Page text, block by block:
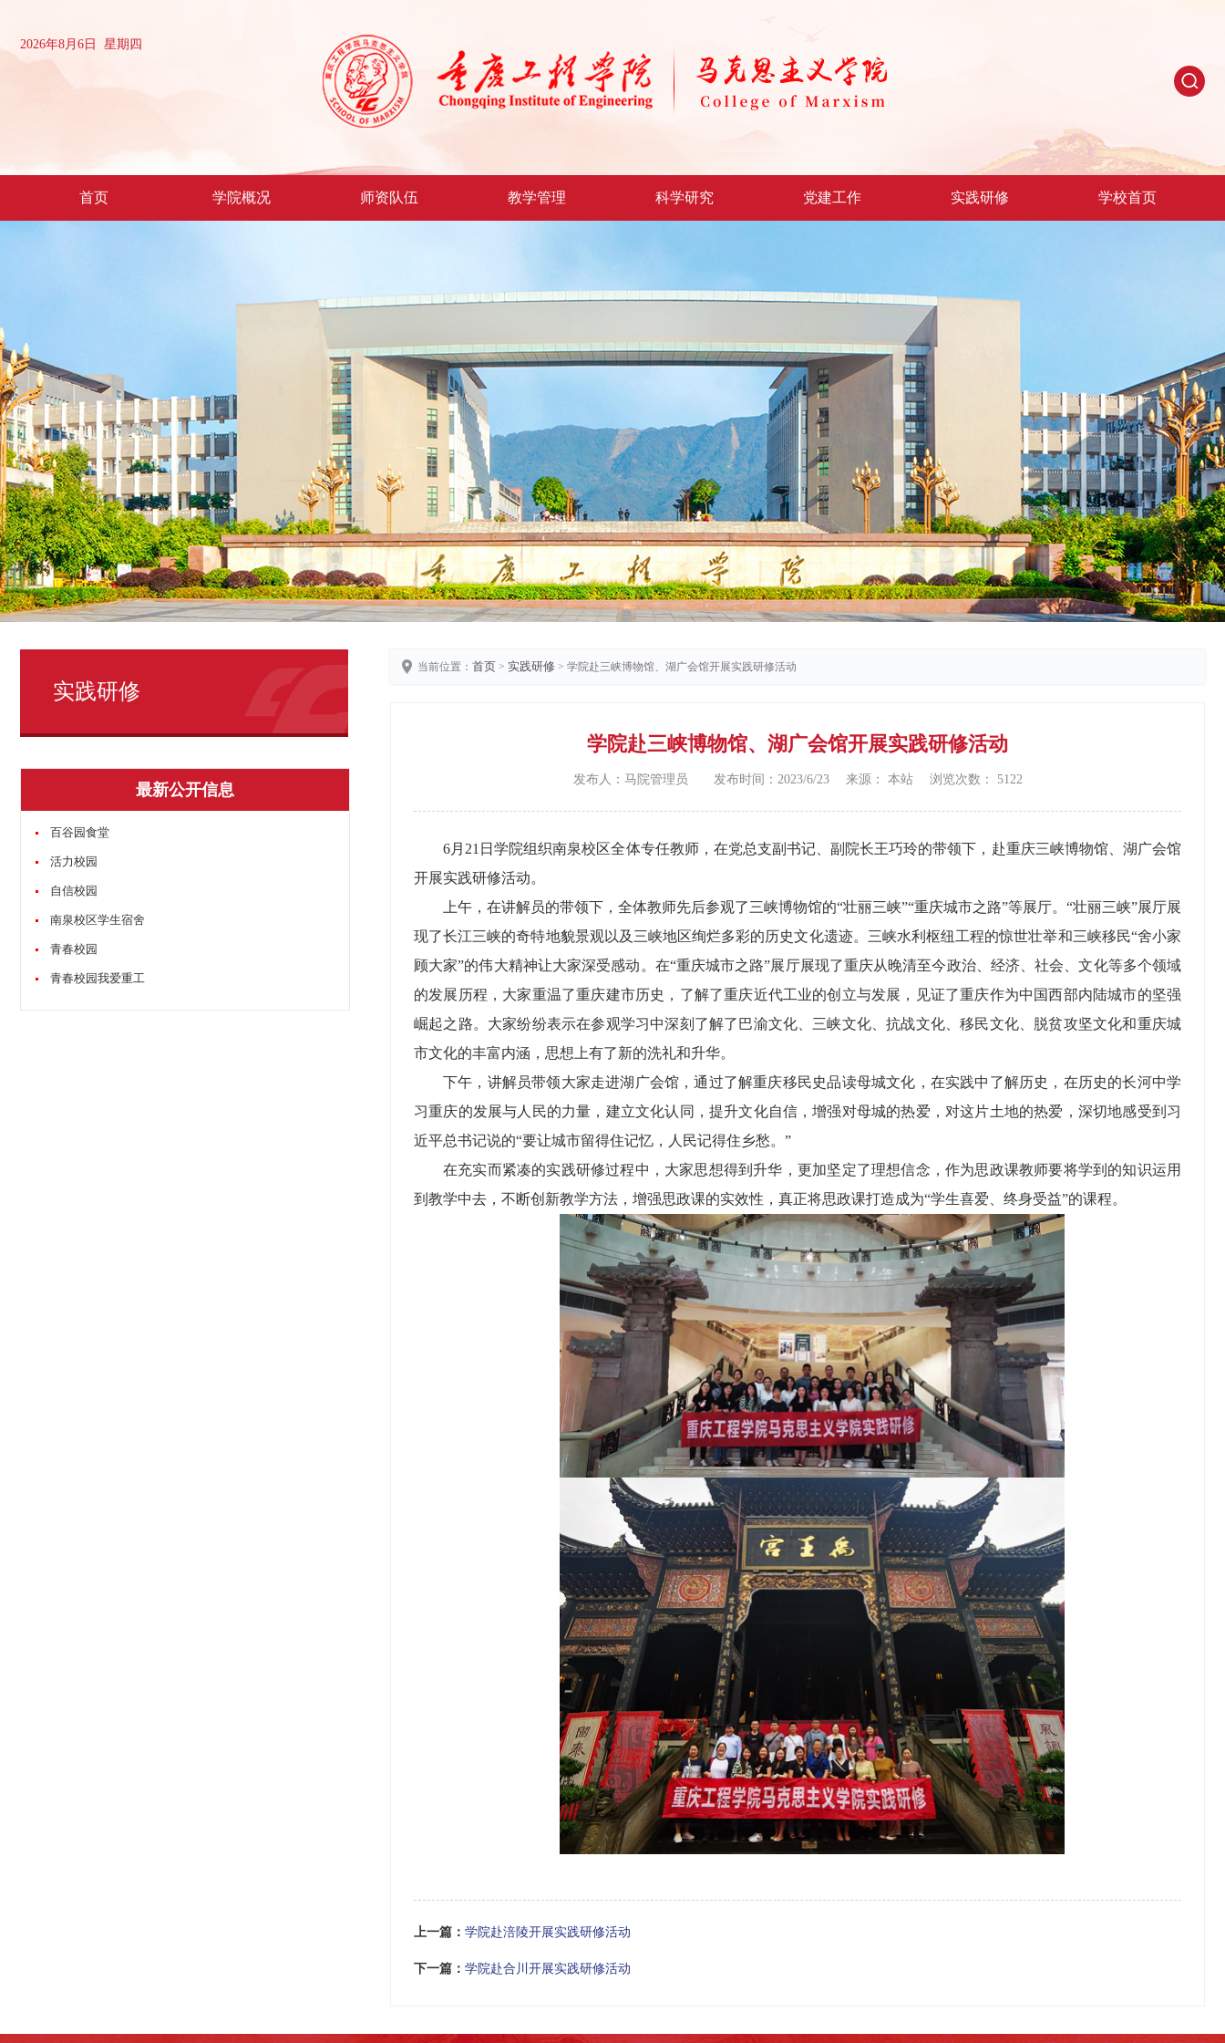
2026年8月6日 星期四
首页 学院概况 师资队伍 教学管理 科学研究 党建工作 实践研修 学校首页
实践研修
最新公开信息
百谷园食堂
活力校园
自信校园
南泉校区学生宿舍
青春校园
青春校园我爱重工
当前位置： 首页 > 实践研修 > 学院赴三峡博物馆、湖广会馆开展实践研修活动
学院赴三峡博物馆、湖广会馆开展实践研修活动
发布人：马院管理员 发布时间：2023/6/23 来源： 本站 浏览次数： 5122
6月21日学院组织南泉校区全体专任教师，在党总支副书记、副院长王巧玲的带领下，赴重庆三峡博物馆、湖广会馆
开展实践研修活动。
上午，在讲解员的带领下，全体教师先后参观了三峡博物馆的“壮丽三峡”“重庆城市之路”等展厅。“壮丽三峡”展厅展
现了长江三峡的奇特地貌景观以及三峡地区绚烂多彩的历史文化遗迹。三峡水利枢纽工程的惊世壮举和三峡移民“舍小家
顾大家”的伟大精神让大家深受感动。在“重庆城市之路”展厅展现了重庆从晚清至今政治、经济、社会、文化等多个领域
的发展历程，大家重温了重庆建市历史，了解了重庆近代工业的创立与发展，见证了重庆作为中国西部内陆城市的坚强
崛起之路。大家纷纷表示在参观学习中深刻了解了巴渝文化、三峡文化、抗战文化、移民文化、脱贫攻坚文化和重庆城
市文化的丰富内涵，思想上有了新的洗礼和升华。
下午，讲解员带领大家走进湖广会馆，通过了解重庆移民史品读母城文化，在实践中了解历史，在历史的长河中学
习重庆的发展与人民的力量，建立文化认同，提升文化自信，增强对母城的热爱，对这片土地的热爱，深切地感受到习
近平总书记说的“要让城市留得住记忆，人民记得住乡愁。”
在充实而紧凑的实践研修过程中，大家思想得到升华，更加坚定了理想信念，作为思政课教师要将学到的知识运用
到教学中去，不断创新教学方法，增强思政课的实效性，真正将思政课打造成为“学生喜爱、终身受益”的课程。
上一篇： 学院赴涪陵开展实践研修活动
下一篇： 学院赴合川开展实践研修活动